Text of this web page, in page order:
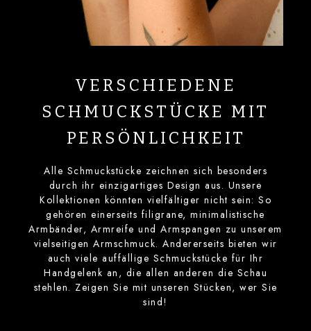
VERSCHIEDENE
SCHMUCKSTÜCKE MIT
PERSÖNLICHKEIT
Alle Schmuckstücke zeichnen sich besonders
durch ihr einzigartiges Design aus. Unsere
Kollektionen könnten vielfältiger nicht sein: So
gehören einerseits filigrane, minimalistische
Armbänder, Armreife und Armspangen zu unserem
vielseitigen Armschmuck. Andererseits bieten wir
auch viele auffällige Schmuckstücke für Ihr
Handgelenk an, die allen anderen die Schau
stehlen. Zeigen Sie mit unseren Stücken, wer Sie
sind!